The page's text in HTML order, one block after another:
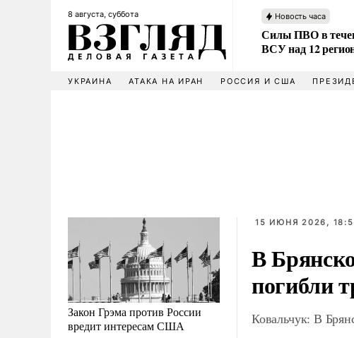
8 августа, суббота Новость часа
Силы ПВО в
ВСУ над 12
УКРАИНА АТАКА НА ИРАН РОССИЯ И США
Закон Грэма против России
вредит интересам США
15 ИЮНЯ 2026,
В
погибли
Ковальчук: В